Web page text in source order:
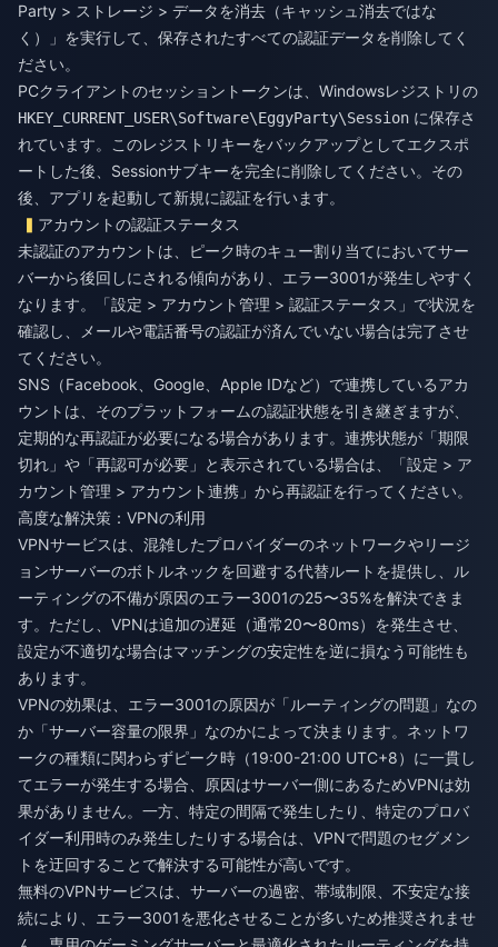
Party > ストレージ > データを消去（キャッシュ消去ではな
く）」を実行して、保存されたすべての認証データを削除してく
ださい。
PCクライアントのセッショントークンは、Windowsレジストリの
HKEY_CURRENT_USER\Software\EggyParty\Session に保存さ
れています。このレジストリキーをバックアップとしてエクスポ
ートした後、Sessionサブキーを完全に削除してください。その
後、アプリを起動して新規に認証を行います。
アカウントの認証ステータス
未認証のアカウントは、ピーク時のキュー割り当てにおいてサー
バーから後回しにされる傾向があり、エラー3001が発生しやすく
なります。「設定 > アカウント管理 > 認証ステータス」で状況を
確認し、メールや電話番号の認証が済んでいない場合は完了させ
てください。
SNS（Facebook、Google、Apple IDなど）で連携しているアカ
ウントは、そのプラットフォームの認証状態を引き継ぎますが、
定期的な再認証が必要になる場合があります。連携状態が「期限
切れ」や「再認可が必要」と表示されている場合は、「設定 > ア
カウント管理 > アカウント連携」から再認証を行ってください。
高度な解決策：VPNの利用
VPNサービスは、混雑したプロバイダーのネットワークやリージ
ョンサーバーのボトルネックを回避する代替ルートを提供し、ル
ーティングの不備が原因のエラー3001の25〜35%を解決できま
す。ただし、VPNは追加の遅延（通常20〜80ms）を発生させ、
設定が不適切な場合はマッチングの安定性を逆に損なう可能性も
あります。
VPNの効果は、エラー3001の原因が「ルーティングの問題」なの
か「サーバー容量の限界」なのかによって決まります。ネットワ
ークの種類に関わらずピーク時（19:00-21:00 UTC+8）に一貫し
てエラーが発生する場合、原因はサーバー側にあるためVPNは効
果がありません。一方、特定の間隔で発生したり、特定のプロバ
イダー利用時のみ発生したりする場合は、VPNで問題のセグメン
トを迂回することで解決する可能性が高いです。
無料のVPNサービスは、サーバーの過密、帯域制限、不安定な接
続により、エラー3001を悪化させることが多いため推奨されませ